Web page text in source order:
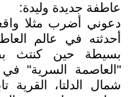
عاطفة جديدة وليدة:
دعوني أضرب مثلا
أحدثته في عالم
بسيطة حين كنتث
"العاصمة السرية"
شمال الدلتا، القرية